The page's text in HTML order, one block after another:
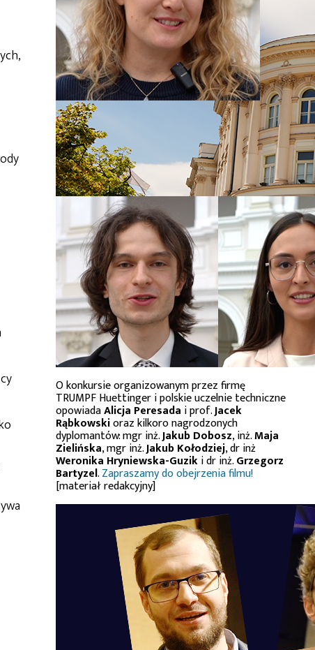
O konkursie organizowanym przez firmę
TRUMPF Huettinger i polskie uczelnie techniczne
opowiadaAlicja Peresada i prof.Jacek
Rąbkowskioraz kilkoro nagrodzonych
dyplomantów: mgr inż.Jakub Dobosz, inż.Maja
Zielińska, mgr inż.Jakub Kołodziej, dr inż
Weronika Hryniewska-Guziki dr inż.Grzegorz
Bartyzel.Zapraszamy do obejrzenia filmu!
[materiał redakcyjny]